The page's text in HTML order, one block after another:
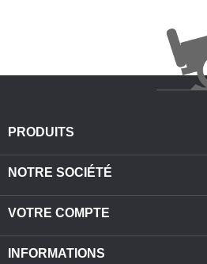
PRODUITS
NOTRE SOCIÉTÉ
VOTRE COMPTE
INFORMATIONS